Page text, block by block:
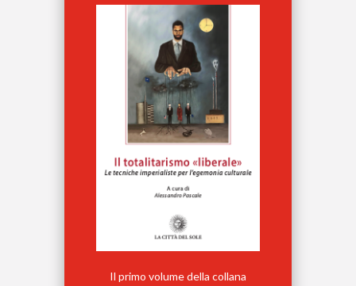
Il primo volume della collana